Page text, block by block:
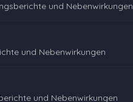
und Nebenwirkungen
und Nebenwirkungen
und Nebenwirkungen